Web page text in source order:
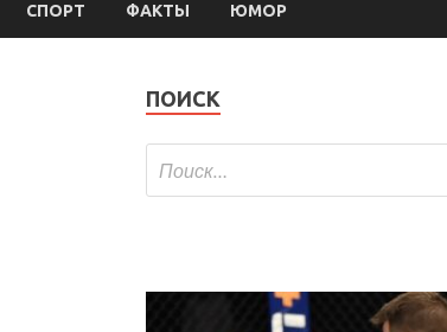
СПОРТ ФАКТЫ ЮМОР
ПОИСК